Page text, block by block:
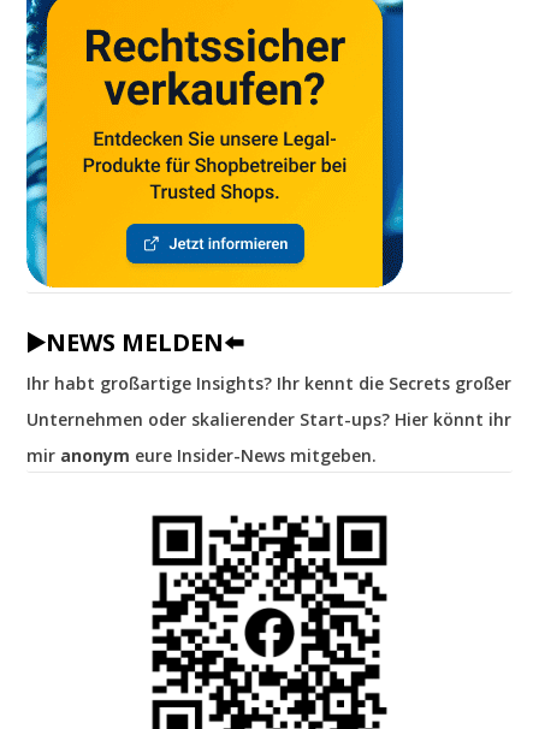
▶️NEWS MELDEN⬅️
Ihr habt großartige Insights? Ihr kennt die Secrets großer
Unternehmen oder skalierender Start-ups? Hier könnt ihr
mir anonym eure Insider-News mitgeben.